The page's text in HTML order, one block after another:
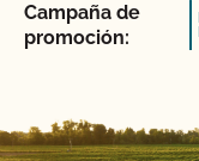
Campaña de
promoción: